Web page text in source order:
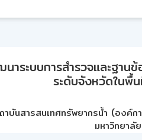
าระบบการสำรวจและฐา
ระดับจังหวัดในพื้
าบันสารสนเทศทรัพยากรน้ำ (องค์ก
มหาวิทยาลั